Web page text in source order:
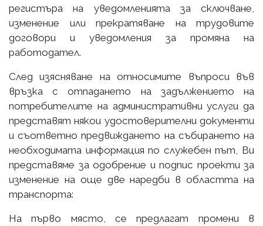
регистъра на уведомленията за сключване,
изменение или прекратяване на трудовите
договори и уведомления за промяна на
работодател.
След изясняване на относимите въпроси във
връзка с отпадането на задължението на
потребителите на административни услуги да
представят някои удостоверителни документи
и съответно предвиждането на събирането на
необходимата информация по служебен път, Ви
представяме за одобрение и подпис проекти за
изменение на още две наредби в областта на
транспорта:
На първо място, се предлагат промени в